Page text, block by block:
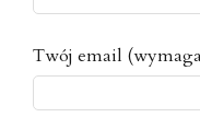
Twój email